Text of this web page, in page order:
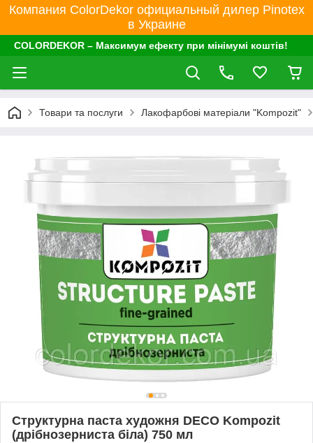
Компания ColorDekor официальный дилер Pinotex
в Украине
COLORDEKOR – Максимум ефекту при мінімумі коштів!
Товари та послуги Лакофарбові матеріали "Kompozit"
Структурна паста художня DECO Kompozit
(дрібнозерниста біла) 750 мл